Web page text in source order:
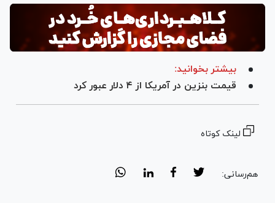
بیشتر بخوانید:
قیمت بنزین در آمریکا از ۴ دلار عبور کرد
لینک کوتاه
هم‌رسانی: